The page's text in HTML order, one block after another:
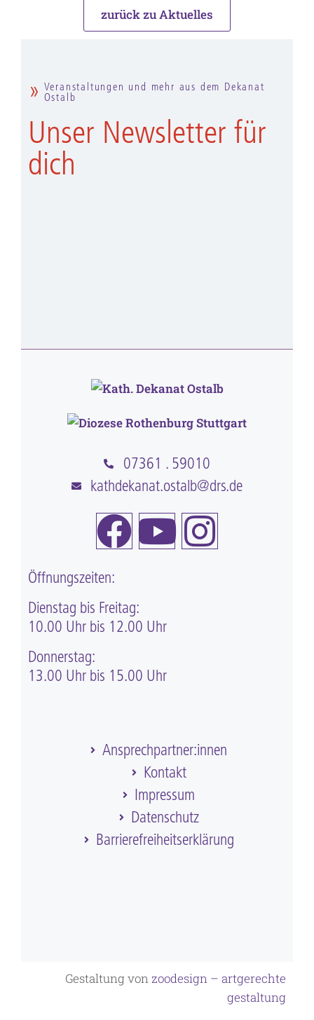
zurück zu Aktuelles
Veranstaltungen und mehr aus dem Dekanat
Ostalb
Unser Newsletter für
dich
07361 . 59010
kathdekanat.ostalb@drs.de
Öffnungszeiten:
Dienstag bis Freitag:
10.00 Uhr bis 12.00 Uhr
Donnerstag:
13.00 Uhr bis 15.00 Uhr
Ansprechpartner:innen
Kontakt
Impressum
Datenschutz
Barriere­frei­heits­erklärung
Gestaltung von zoodesign – artgerechte
gestaltung